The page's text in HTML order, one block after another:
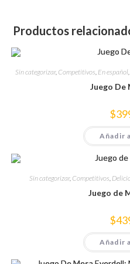
Productos
Sin categorizar, Competitivos, En español,
Juego De
$
Añadir
Sin categorizar, Competitivos
Juego de
$
Añadir